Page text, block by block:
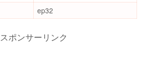
ep32
スポンサーリンク